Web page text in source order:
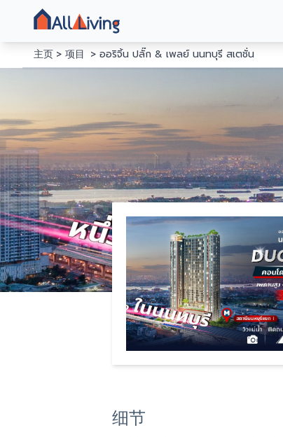
主页 项目 ออริจิ้น ปลั๊ก & เพลย์ นนทบุรี สเตชั่น
细节